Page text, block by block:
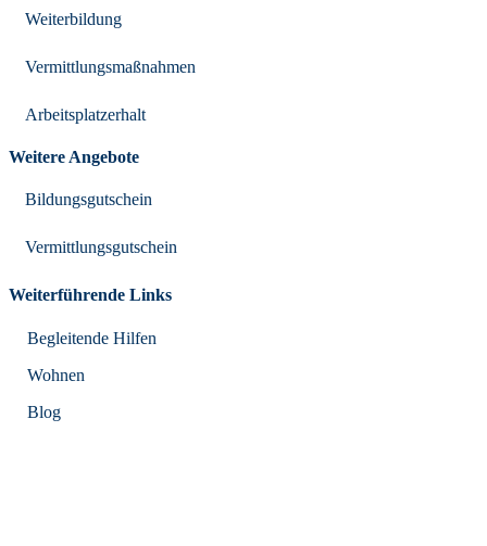
Weiterbildung
Vermittlungsmaßnahmen
Arbeitsplatzerhalt
Weitere Angebote
Bildungsgutschein
Vermittlungsgutschein
Weiterführende Links
Begleitende Hilfen
Wohnen
Blog